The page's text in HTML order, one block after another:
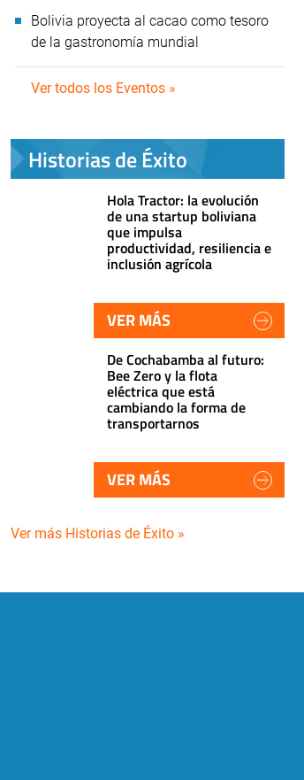
Bolivia proyecta al cacao como tesoro
de la gastronomía mundial
Ver todos los Eventos »
Historias de Éxito
Hola Tractor: la evolución
de una startup boliviana
que impulsa
productividad, resiliencia e
inclusión agrícola
VER MÁS
De Cochabamba al futuro:
Bee Zero y la flota
eléctrica que está
cambiando la forma de
transportarnos
VER MÁS
Ver más Historias de Éxito »